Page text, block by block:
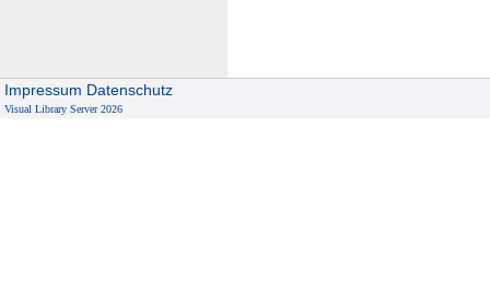
Impressum Datenschutz
Visual Library Server 2026